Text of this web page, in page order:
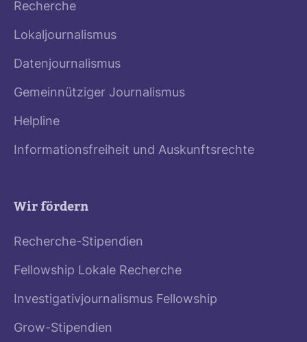
Recherche
Lokaljournalismus
Datenjournalismus
Gemeinnütziger Journalismus
Helpline
Informationsfreiheit und Auskunftsrechte
Wir fördern
Recherche-Stipendien
Fellowship Lokale Recherche
Investigativjournalismus Fellowship
Grow-Stipendien